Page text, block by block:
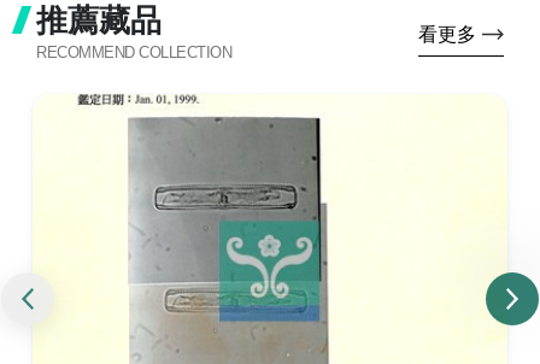
推薦藏品
RECOMMEND COLLECTION
看更多